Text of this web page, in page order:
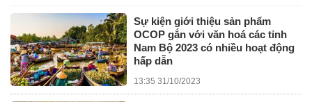
Sự kiện giới thiệu sản phẩm
OCOP gắn với văn hoá các tỉnh
Nam Bộ 2023 có nhiều hoạt động
hấp dẫn
13:35 31/10/2023